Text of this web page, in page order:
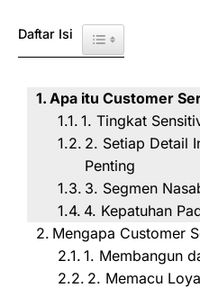
Daftar Isi Toggle Table of
Apa itu Customer
1. Tingkat
2. Setiap Detail
Penting
3. Segmen
4. Kepatuhan
Mengapa Customer
1. Membangun
2. Memacu